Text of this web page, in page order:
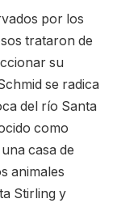
por los
trataron de
su
se radica
del río Santa
como
casa de
animales
Stirling y